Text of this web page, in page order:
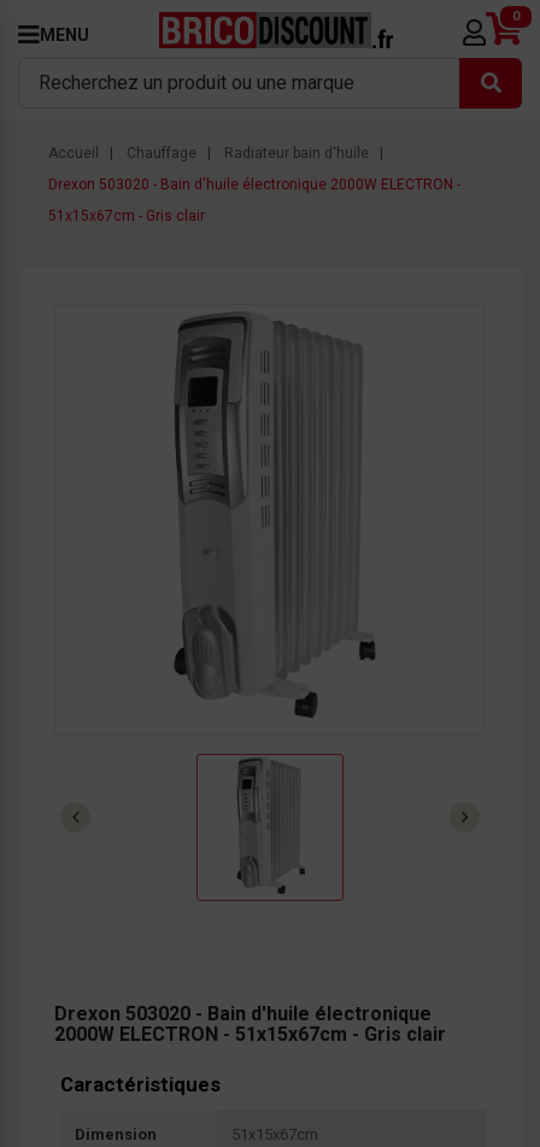
MENU
0
Accueil Chauffage
Radiateur bain d'huile
Drexon 503020 - Bain d'huile électronique 2000W ELECTRON -
51x15x67cm - Gris clair
Drexon 503020 - Bain d'huile électronique
2000W ELECTRON - 51x15x67cm - Gris clair
Caractéristiques
Dimension 51x15x67cm